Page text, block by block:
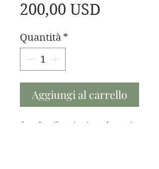
200,00 USD
Quantità *
Aggiungi al carrello
8x16 oil painting done in